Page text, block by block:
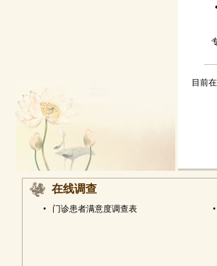
目前
在线调查
• 门诊患者满意度调查表 •